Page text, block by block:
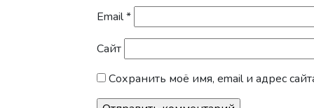
Email*
Сайт
Сохранить моё имя, email и адрес